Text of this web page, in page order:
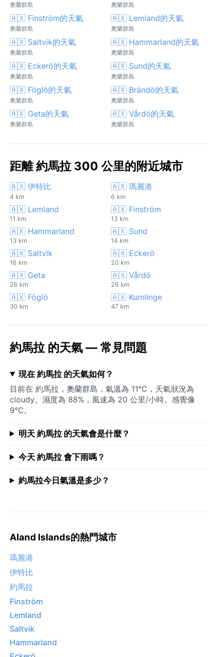
奧蘭群島 奧蘭群島
🇦🇽 Finström的天氣
奧蘭群島
🇦🇽 Lemland的天氣
奧蘭群島
🇦🇽 Saltvik的天氣
奧蘭群島
🇦🇽 Hammarland的天氣
奧蘭群島
🇦🇽 Eckerö的天氣
奧蘭群島
🇦🇽 Sund的天氣
奧蘭群島
🇦🇽 Föglö的天氣
奧蘭群島
🇦🇽 Brändö的天氣
奧蘭群島
🇦🇽 Geta的天氣
奧蘭群島
🇦🇽 Vårdö的天氣
奧蘭群島
距離 約馬拉 300 公里的附近城市
🇦🇽 伊特比
4 km
🇦🇽 瑪麗港
6 km
🇦🇽 Lemland
11 km
🇦🇽 Finström
13 km
🇦🇽 Hammarland
13 km
🇦🇽 Sund
14 km
🇦🇽 Saltvik
16 km
🇦🇽 Eckerö
20 km
🇦🇽 Geta
26 km
🇦🇽 Vårdö
26 km
🇦🇽 Föglö
30 km
🇦🇽 Kumlinge
47 km
約馬拉 的天氣 — 常見問題
現在 約馬拉 的天氣如何？
目前在 約馬拉，奧蘭群島，氣溫為 11°C，天氣狀況為
cloudy。濕度為 88%，風速為 20 公里/小時。感覺像
9°C。
明天 約馬拉 的天氣會是什麼？
今天 約馬拉 會下雨嗎？
約馬拉今日氣溫是多少？
Aland Islands的熱門城市
瑪麗港
伊特比
約馬拉
Finström
Lemland
Saltvik
Hammarland